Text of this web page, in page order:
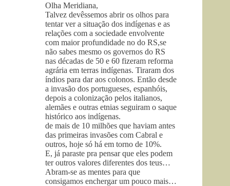
Olha Meridiana,
Talvez devêssemos abrir os olhos para
tentar ver a situação dos indígenas e as
relações com a sociedade envolvente
com maior profundidade no do RS,se
não sabes mesmo os governos do RS
nas décadas de 50 e 60 fizeram reforma
agrária em terras indígenas. Tiraram dos
índios para dar aos colonos. Então desde
a invasão dos portugueses, espanhóis,
depois a colonização pelos italianos,
alemães e outras etnias seguiram o saque
histórico aos indígenas.
de mais de 10 milhões que haviam antes
das primeiras invasões com Cabral e
outros, hoje só há em torno de 10%.
E, já paraste pra pensar que eles podem
ter outros valores diferentes dos teus…
Abram-se as mentes para que
consigamos enchergar um pouco mais…